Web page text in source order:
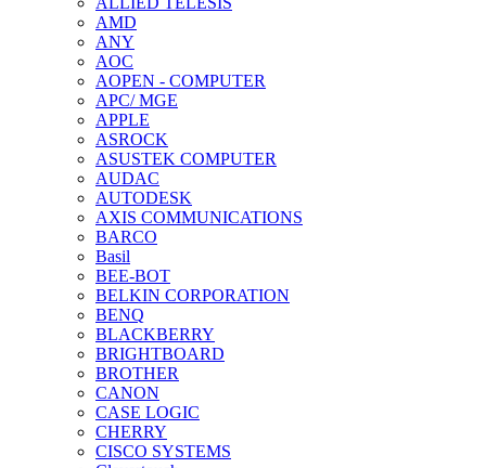
AMD
ANY
AOC
AOPEN - COMPUTER
APC/ MGE
APPLE
ASROCK
ASUSTEK COMPUTER
AUDAC
AUTODESK
AXIS COMMUNICATIONS
BARCO
Basil
BEE-BOT
BELKIN CORPORATION
BENQ
BLACKBERRY
BRIGHTBOARD
BROTHER
CANON
CASE LOGIC
CHERRY
CISCO SYSTEMS